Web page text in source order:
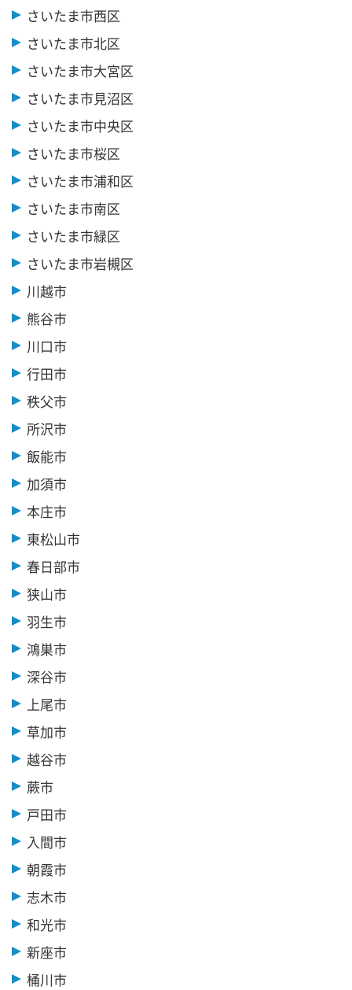
さいたま市西区
さいたま市北区
さいたま市大宮区
さいたま市見沼区
さいたま市中央区
さいたま市桜区
さいたま市浦和区
さいたま市南区
さいたま市緑区
さいたま市岩槻区
川越市
熊谷市
川口市
行田市
秩父市
所沢市
飯能市
加須市
本庄市
東松山市
春日部市
狭山市
羽生市
鴻巣市
深谷市
上尾市
草加市
越谷市
蕨市
戸田市
入間市
朝霞市
志木市
和光市
新座市
桶川市